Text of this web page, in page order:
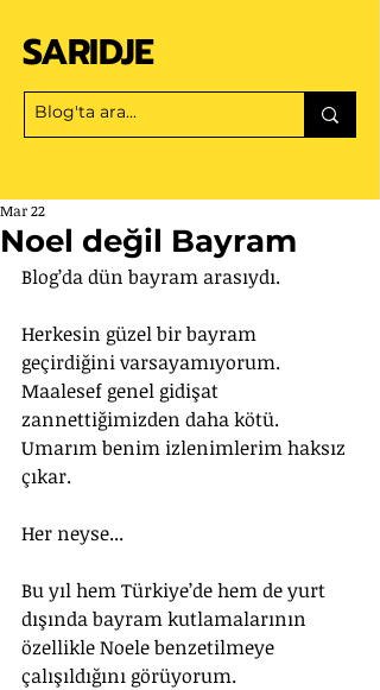
SARIDJE
Noel değil Bayram
Mar 22
Blog’da dün bayram arasıydı.
Herkesin güzel bir bayram
geçirdiğini varsayamıyorum.
Maalesef genel gidişat
zannettiğimizden daha kötü.
Umarım benim izlenimlerim haksız
çıkar.
Her neyse...
Bu yıl hem Türkiye’de hem de yurt
dışında bayram kutlamalarının
özellikle Noele benzetilmeye
çalışıldığını görüyorum.